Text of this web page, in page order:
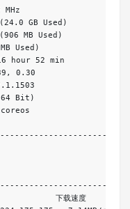
MHz
(24.0 GB Used )
(906 MB Used )
MB Used )
hour 52
,
0.30
. 1503
64 Bit )
下载速度